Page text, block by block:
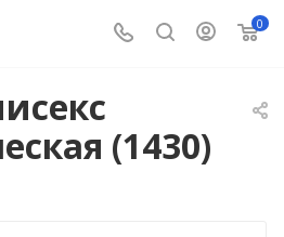
0
(1430)